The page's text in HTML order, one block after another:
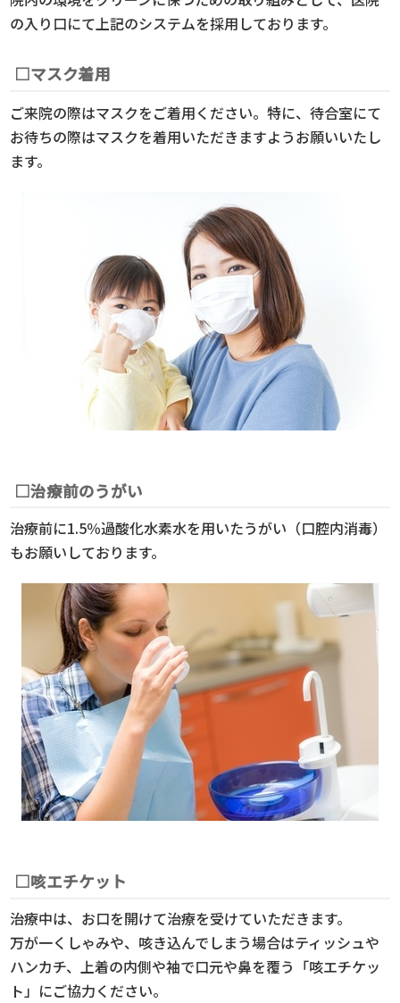
の入り口にて上記のシステムを採用しております。
□マスク着用
ご来院の際はマスクをご着用ください。特に、待合室にて
お待ちの際はマスクを着用いただきますようお願いいたし
ます。
□治療前のうがい
治療前に1.5％過酸化水素水を用いたうがい（口腔内消毒）
もお願いしております。
□咳エチケット
治療中は、お口を開けて治療を受けていただきます。
万が一くしゃみや、咳き込んでしまう場合はティッシュや
ハンカチ、上着の内側や袖で口元や鼻を覆う「咳エチケッ
ト」にご協力ください。